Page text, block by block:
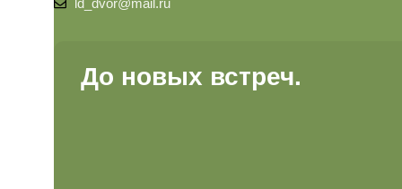
ld_dvor@mail.ru
До новых встреч.